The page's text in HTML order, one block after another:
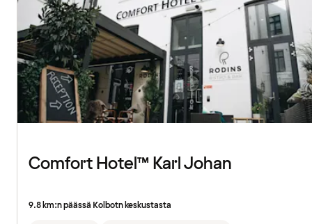
Comfort Hotel™ Karl Johan
9.8 km:n päässä Kolbotn keskustasta